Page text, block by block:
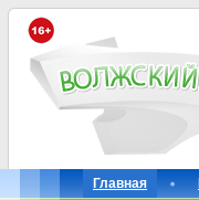
Главная